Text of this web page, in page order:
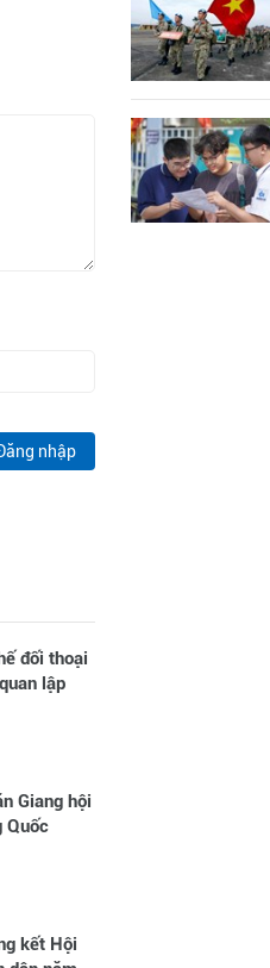
nhập
đối thoại
lập
Giang hội
Quốc
kết Hội